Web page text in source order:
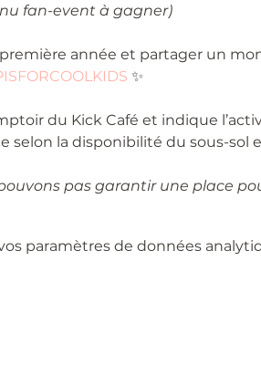
fan-event à gagner)
année et partager un
✨
du Kick Café et indique
selon la disponibilité du sous-sol
pas garantir une place
paramètres de données